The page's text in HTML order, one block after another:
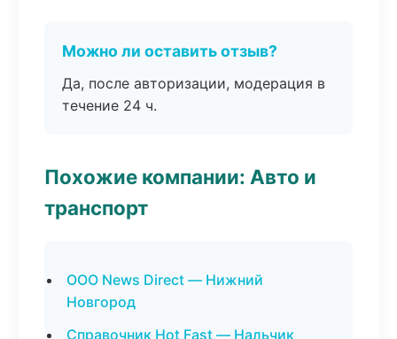
Можно ли оставить отзыв?
Да, после авторизации, модерация в
течение 24 ч.
Похожие компании: Авто и
транспорт
ООО News Direct — Нижний
Новгород
Справочник Hot Fast — Нальчик